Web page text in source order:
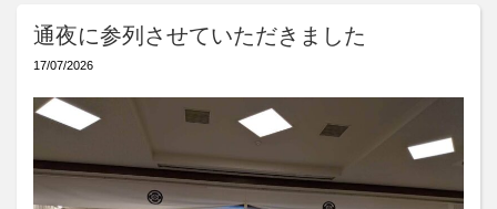
通夜に参列させていただきました
17/07/2026